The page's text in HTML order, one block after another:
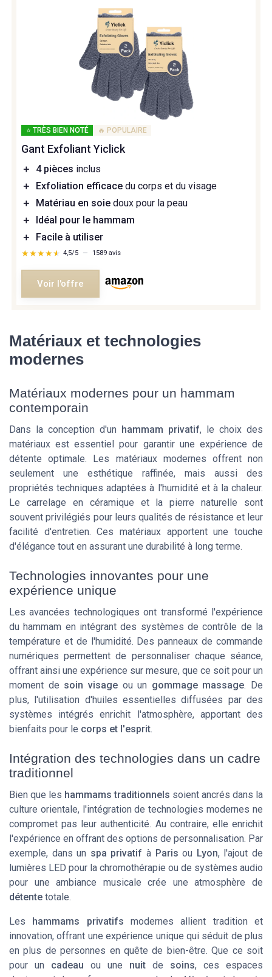
⭐ TRÈS BIEN NOTÉ 🔥 POPULAIRE
Gant Exfoliant Yiclick
＋ 4 pièces inclus
＋
Exfoliation efficace du corps et du visage
＋
Matériau en soie doux pour la peau
＋
Idéal pour le hammam
＋
Facile à utiliser
★★★★★
★★★★★ 4,5/5 — 1589 avis
Voir l'offre
Matériaux et technologies
modernes
Matériaux modernes pour un hammam
contemporain
Dans la conception d'un hammam privatif, le choix des
matériaux est essentiel pour garantir une expérience de
détente optimale. Les matériaux modernes offrent non
seulement une esthétique raffinée, mais aussi des
propriétés techniques adaptées à l'humidité et à la chaleur.
Le carrelage en céramique et lapierre naturelle sont
souvent privilégiés pour leurs qualités de résistance et leur
facilité d'entretien. Ces matériaux apportent une touche
d'élégance tout en assurant une durabilité à long terme.
Technologies innovantes pour une
expérience unique
Les avancées technologiques ont transformé l'expérience
du hammam en intégrant des systèmes de contrôle de la
température et de l'humidité. Des panneaux de commande
numériques permettent de personnaliser chaque séance,
offrant ainsi une expérience sur mesure, que ce soit pour un
moment de soin visageou un gommage massage. De
plus, l'utilisation d'huiles essentielles diffusées par des
systèmes intégrés enrichit l'atmosphère, apportant des
bienfaits pour le corps et l'esprit.
Intégration des technologies dans un cadre
traditionnel
Bien que les hammams traditionnels soient ancrés dans la
culture orientale, l'intégration de technologies modernes ne
compromet pas leur authenticité. Au contraire, elle enrichit
l'expérience en offrant des options de personnalisation. Par
exemple, dans un spa privatif à Paris ou Lyon, l'ajout de
lumières LED pour la chromothérapie ou de systèmes audio
pour une ambiance musicale crée une atmosphère de
détente totale.
Les hammams privatifs modernes allient tradition et
innovation, offrant une expérience unique qui séduit de plus
en plus de personnes en quête de bien-être. Que ce soit
pour un cadeau ou une nuit de soins, ces espaces